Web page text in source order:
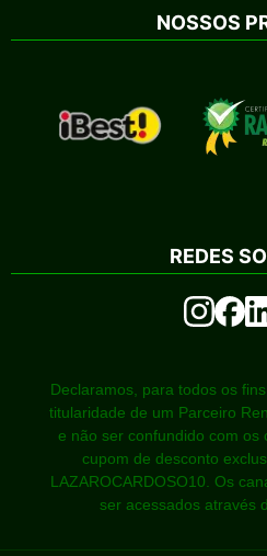
NOSSOS
REDES
Declaramos, para todos os
titularidade de um Parceiro
e não ser confundido com os
cupom de desconto
LAZAROCARDOSO10. Os
ser acessados através